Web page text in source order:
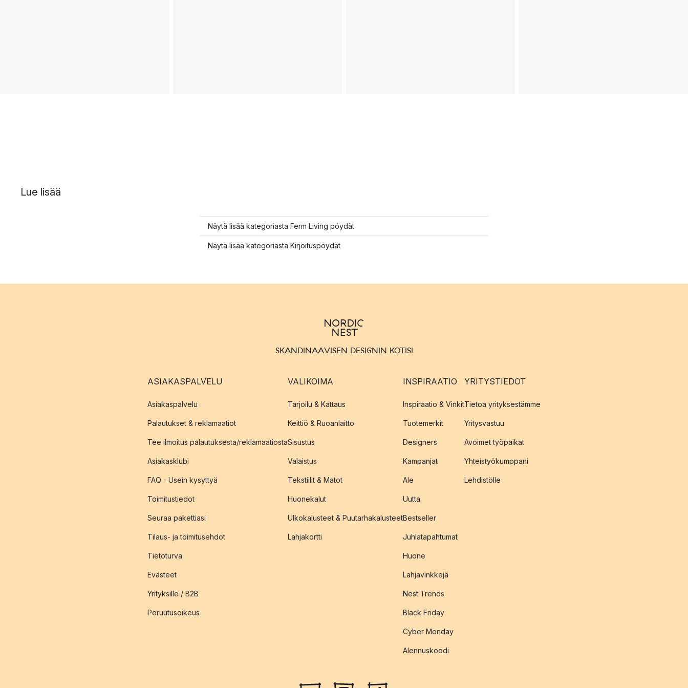
Lue lisää
Näytä lisää kategoriasta Ferm Living pöydät
Näytä lisää kategoriasta Kirjoituspöydät
SKANDINAAVISEN DESIGNIN KOTISI
ASIAKASPALVELU
Asiakaspalvelu
Palautukset & reklamaatiot
Tee ilmoitus palautuksesta/reklamaatiosta
Asiakasklubi
FAQ - Usein kysyttyä
Toimitustiedot
Seuraa pakettiasi
Tilaus- ja toimitusehdot
Tietoturva
Evästeet
Yrityksille / B2B
Peruutusoikeus
VALIKOIMA
Tarjoilu & Kattaus
Keittiö & Ruoanlaitto
Sisustus
Valaistus
Tekstiilit & Matot
Huonekalut
Ulkokalusteet & Puutarhakalusteet
Lahjakortti
INSPIRAATIO
Inspiraatio & Vinkit
Tuotemerkit
Designers
Kampanjat
Ale
Uutta
Bestseller
Juhlatapahtumat
Huone
Lahjavinkkejä
Nest Trends
Black Friday
Cyber Monday
Alennuskoodi
YRITYSTIEDOT
Tietoa yrityksestämme
Yritysvastuu
Avoimet työpaikat
Yhteistyökumppani
Lehdistölle